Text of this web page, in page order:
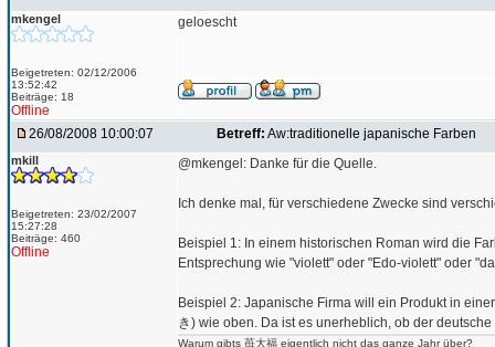
mkengel
Beigetreten: 02/12/2006
13:52:42
Beiträge: 18
Offline
geloescht
26/08/2008 10:00:07 Betreff: Aw:traditionelle japanische Farben
mkill
Beigetreten: 23/02/2007
15:27:28
Beiträge: 460
Offline
@mkengel: Danke für die Quelle.
Ich denke mal, für verschiedene Zwecke sind
Beispiel 1: In einem historischen Roman wird die
Entsprechung wie "violett" oder "Edo-violett" oder
Beispiel 2: Japanische Firma will ein Produkt in
き) wie oben. Da ist es unerheblich, ob der
Warum gibts 苺大福 eigentlich nicht das ganze Jahr über?